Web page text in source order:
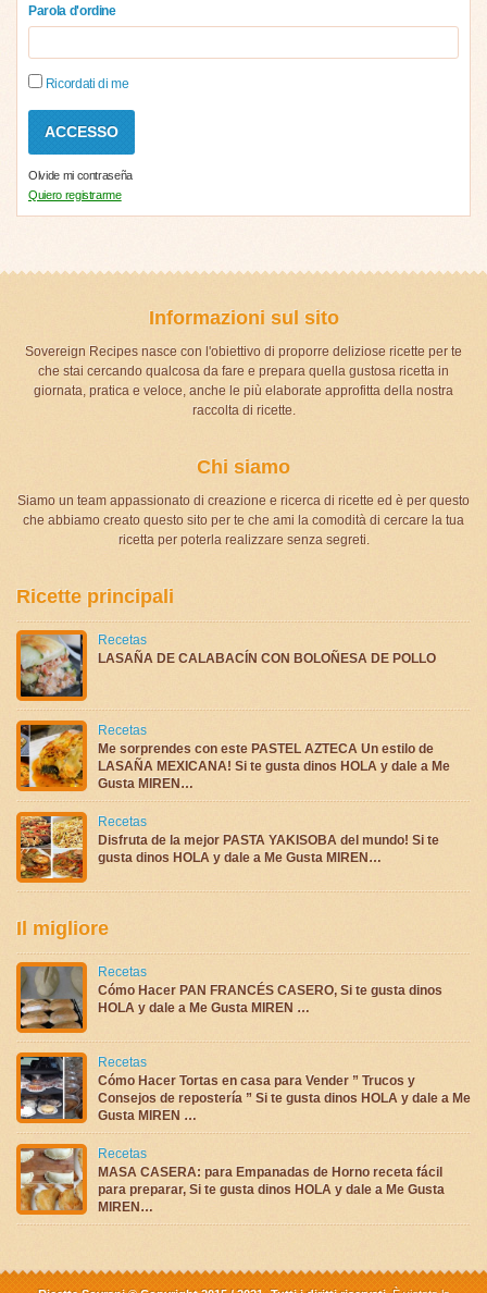
Parola d'ordine
Ricordati di me
Olvide mi contraseña
Quiero registrarme
Informazioni sul sito
Sovereign Recipes nasce con l'obiettivo di proporre deliziose ricette per te
che stai cercando qualcosa da fare e prepara quella gustosa ricetta in
giornata, pratica e veloce, anche le più elaborate approfitta della nostra
raccolta di ricette.
Chi siamo
Siamo un team appassionato di creazione e ricerca di ricette ed è per questo
che abbiamo creato questo sito per te che ami la comodità di cercare la tua
ricetta per poterla realizzare senza segreti.
Ricette principali
Recetas
LASAÑA DE CALABACÍN CON BOLOÑESA DE POLLO
Recetas
Me sorprendes con este PASTEL AZTECA Un estilo de
LASAÑA MEXICANA! Si te gusta dinos HOLA y dale a Me
Gusta MIREN…
Recetas
Disfruta de la mejor PASTA YAKISOBA del mundo! Si te
gusta dinos HOLA y dale a Me Gusta MIREN…
Il migliore
Recetas
Cómo Hacer PAN FRANCÉS CASERO, Si te gusta dinos
HOLA y dale a Me Gusta MIREN …
Recetas
Cómo Hacer Tortas en casa para Vender ” Trucos y
Consejos de repostería ” Si te gusta dinos HOLA y dale a Me
Gusta MIREN …
Recetas
MASA CASERA: para Empanadas de Horno receta fácil
para preparar, Si te gusta dinos HOLA y dale a Me Gusta
MIREN…